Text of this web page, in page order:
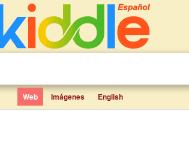
Web Imágenes English